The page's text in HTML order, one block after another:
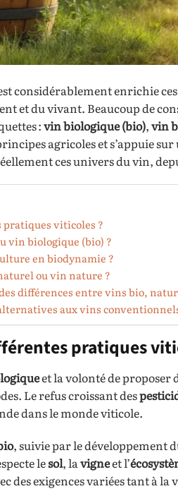
considérablement enrichie
et du vivant. Beaucoup de
:vin biologique (bio),vin
agricoles et s’appuie sur
ces univers du vin,
pratiques viticoles ?
vin biologique (bio) ?
en biodynamie ?
ou vin nature ?
différences entre vins bio,
aux vins
pratiques
et la volonté de proposer
Le refus croissant des
dans le monde viticole.
, suivie par le développement
lesol, lavigneet l’
exigences variées tant à la